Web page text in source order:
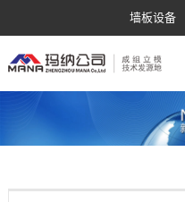
墙板设备